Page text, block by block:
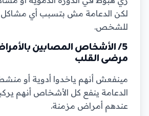
لكن الدعامة مش بتسبب أي
للشخص.
5/ الأشخاص المصابين
مرضى القلب
مينفعش أنهم ياخدوا أدوية أو
الدعامة ينفع كل الأشخاص أنهم
عندهم أمراض مزمنة.